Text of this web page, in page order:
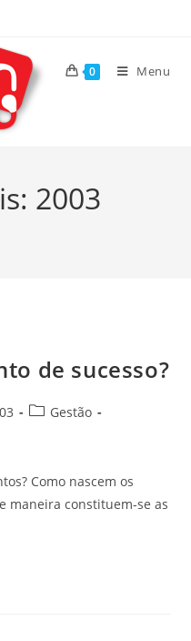
0 Menu
2003
de sucesso?
Gestão
Como nascem os
maneira constituem-se as